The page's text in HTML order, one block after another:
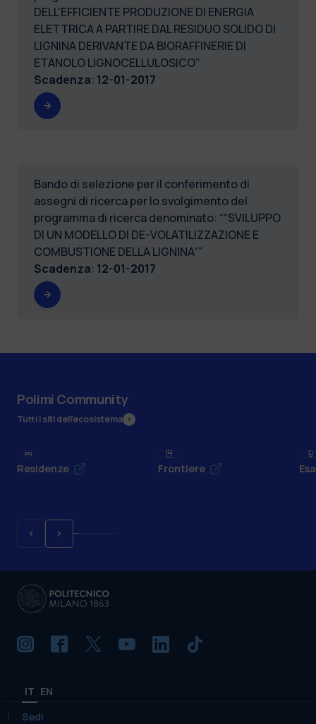
DELL’EFFICIENTE PRODUZIONE DI ENERGIA
ELETTRICA A PARTIRE DAL RESIDUO SOLIDO DI
LIGNINA DERIVANTE DA BIORAFFINERIE DI
ETANOLO LIGNOCELLULOSICO”
Scadenza: 12-01-2017
Bando di selezione per il conferimento di
assegni di ricerca per lo svolgimento del
programma di ricerca denominato: ““SVILUPPO
DI UN MODELLO DI DE-VOLATILIZZAZIONE E
COMBUSTIONE DELLA LIGNINA””
Scadenza: 12-01-2017
Polimi Community
Tutti i siti dell’ecosistema
Residenze Frontiere
IT EN
Sedi